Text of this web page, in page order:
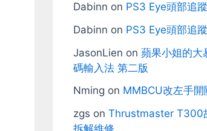
Dabinn on PS3 Eye頭部追蹤
Dabinn on PS3 Eye頭部追蹤
JasonLien on 蘋果小姐的大
碼輸入法 第二版
Nming on MMBCU改左手開
zgs on Thrustmaster T300